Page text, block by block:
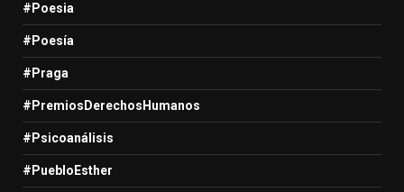
#Poesia
#Poesía
#Praga
#PremiosDerechosHumanos
#Psicoanálisis
#PuebloEsther